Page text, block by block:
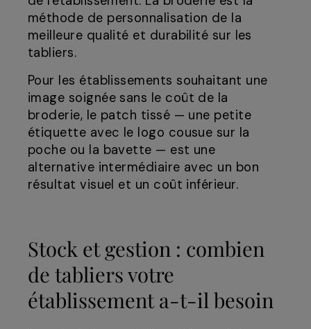
méthode de personnalisation de la
meilleure qualité et durabilité sur les
tabliers.
Pour les établissements souhaitant une
image soignée sans le coût de la
broderie, le patch tissé — une petite
étiquette avec le logo cousue sur la
poche ou la bavette — est une
alternative intermédiaire avec un bon
résultat visuel et un coût inférieur.
Stock et gestion : combien
de tabliers votre
établissement a-t-il besoin